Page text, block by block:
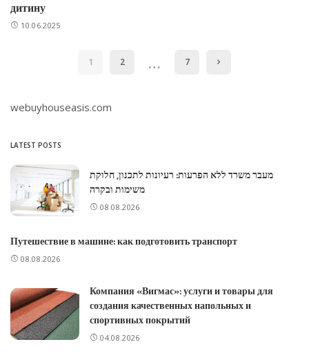
дитину
10.06.2025
1 2 … 7
webuyhouseasis.com
LATEST POSTS
מעבר משרד ללא הפרעות: רעיונות לתכנון, חלוקת
משימות ובקרה
08.08.2026
Путешествие в машине: как подготовить транспорт
08.08.2026
Компания «Вигмас»: услуги и товары для
создания качественных напольных и
спортивных покрытий
04.08.2026